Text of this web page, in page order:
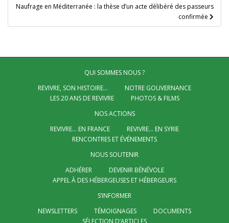
Naufrage en Méditerranée : la thèse d’un acte délibéré des passeurs
confirmée
QUI SOMMES NOUS ?
REVIVRE, SON HISTOIRE…
NOTRE GOUVERNANCE
LES 20 ANS DE REVIVRE
PHOTOS & FILMS
NOS ACTIONS
REVIVRE… EN FRANCE
REVIVRE… EN SYRIE
RENCONTRES ET ÉVÉNEMENTS
NOUS SOUTENIR
ADHÉRER
DEVENIR BÉNÉVOLE
APPEL À DES HÉBERGEUSES ET HÉBERGEURS
S’INFORMER
NEWSLETTERS
TÉMOIGNAGES
DOCUMENTS